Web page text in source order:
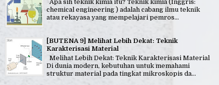
Apa sih teknik kimia itu? Teknik kimia (Inggris:
chemical engineering ) adalah cabang ilmu teknik
atau rekayasa yang mempelajari pemros...
[BUTENA 9] Melihat Lebih Dekat: Teknik
Karakterisasi Material
Melihat Lebih Dekat: Teknik Karakterisasi Material
Di dunia modern, kebutuhan untuk memahami
struktur material pada tingkat mikroskopis da...